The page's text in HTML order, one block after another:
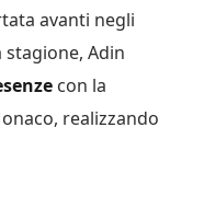
avanti negli
Adin
con la
realizzando